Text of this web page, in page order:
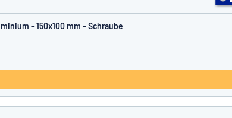
- 150x100 mm - Schraube